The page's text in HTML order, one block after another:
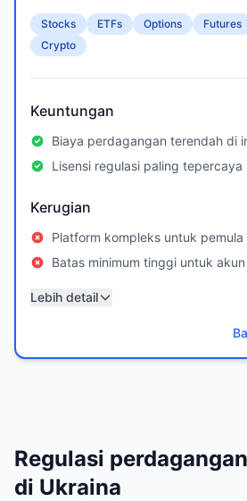
Stocks ETFs Options Futures
Crypto
Keuntungan
Biaya perdagangan terendah di
Lisensi regulasi paling tepercaya
Kerugian
Platform kompleks untuk pemula
Batas minimum tinggi untuk
Lebih detail
Regulasi
di Ukraina